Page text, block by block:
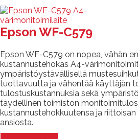
Epson WF-C579
Epson WF-C579 on nopea, vähän
kustannustehokas A4-
ympäristöystävällisellä
tuottavuutta ja vähentää käyttäjän
tulostuskustannuksia sekä
täydellinen toimiston
kustannustehokkuutensa ja
ansiosta.